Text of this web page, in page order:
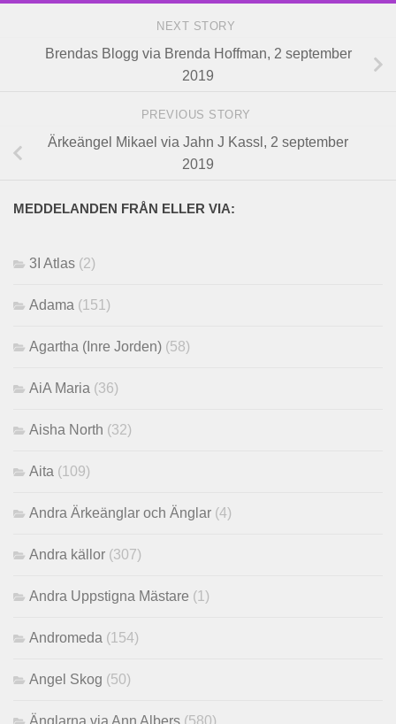
NEXT STORY
Brendas Blogg via Brenda Hoffman, 2 september
2019
PREVIOUS STORY
Ärkeängel Mikael via Jahn J Kassl, 2 september
2019
MEDDELANDEN FRÅN ELLER VIA:
3I Atlas (2)
Adama (151)
Agartha (Inre Jorden) (58)
AiA Maria (36)
Aisha North (32)
Aita (109)
Andra Ärkeänglar och Änglar (4)
Andra källor (307)
Andra Uppstigna Mästare (1)
Andromeda (154)
Angel Skog (50)